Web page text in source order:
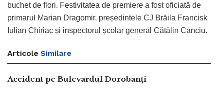
buchet de flori. Festivitatea de premiere a fost oficiată de
primarul Marian Dragomir, președintele CJ Brăila Francisk
Iulian Chiriac și inspectorul școlar general Cătălin Canciu.
Articole Similare
Accident pe Bulevardul Dorobanți